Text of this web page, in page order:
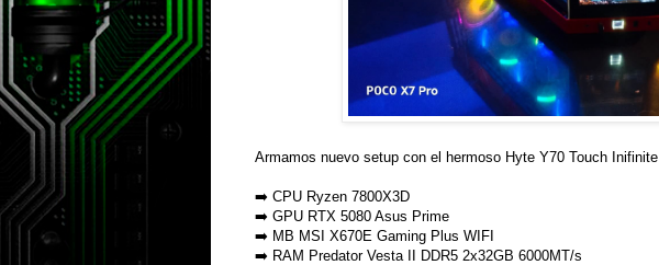
Armamos nuevo setup con el hermoso Hyte Y70 Touch Inifinite
➡️ CPU Ryzen 7800X3D
➡️ GPU RTX 5080 Asus Prime
➡️ MB MSI X670E Gaming Plus WIFI
➡️ RAM Predator Vesta II DDR5 2x32GB 6000MT/s